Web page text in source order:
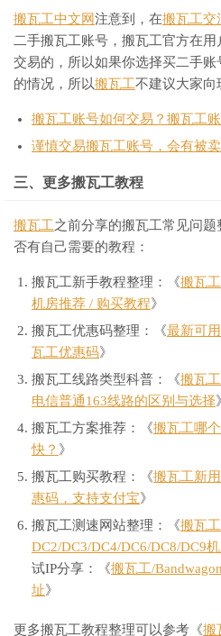
搬瓦工中文网注意到，在搬瓦工交
二手搬瓦工账号，搬瓦工官方在
交易的，所以如果你选择买二手账
的情况，所以搬瓦工不建议大家向
搬瓦工账号如何交易？搬瓦工
谨慎交易搬瓦工账号，会有被
三、更多搬瓦工教程
搬瓦工之前分享的搬瓦工常见问
否有自己需要的教程：
搬瓦工新手教程整理：《搬瓦
机房推荐 / 购买教程》
搬瓦工优惠码整理：《最新可
瓦工优惠码》
搬瓦工线路类型科普：《搬瓦
电信普通163线路的区别与选择》
搬瓦工方案推荐：《搬瓦工哪
快？ 》
搬瓦工购买教程：《搬瓦工新
惠码，支持支付宝》
搬瓦工测速网站整理：《搬瓦工
DC2/DC3/DC4/DC6/DC8/DC9
试IP分享：《搬瓦工/
址》
更多搬瓦工教程整理可以参考《搬